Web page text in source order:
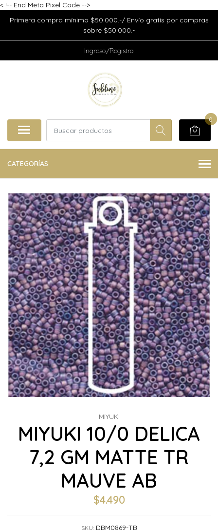
< !-- End Meta Pixel Code -->
Primera compra mínimo $50.000.-/ Envío gratis por compras
sobre $50.000.-
Ingreso/Registro
0
CATEGORÍAS
MIYUKI
MIYUKI 10/0 DELICA
7,2 GM MATTE TR
MAUVE AB
$4.490
SKU: DBM0869-TB